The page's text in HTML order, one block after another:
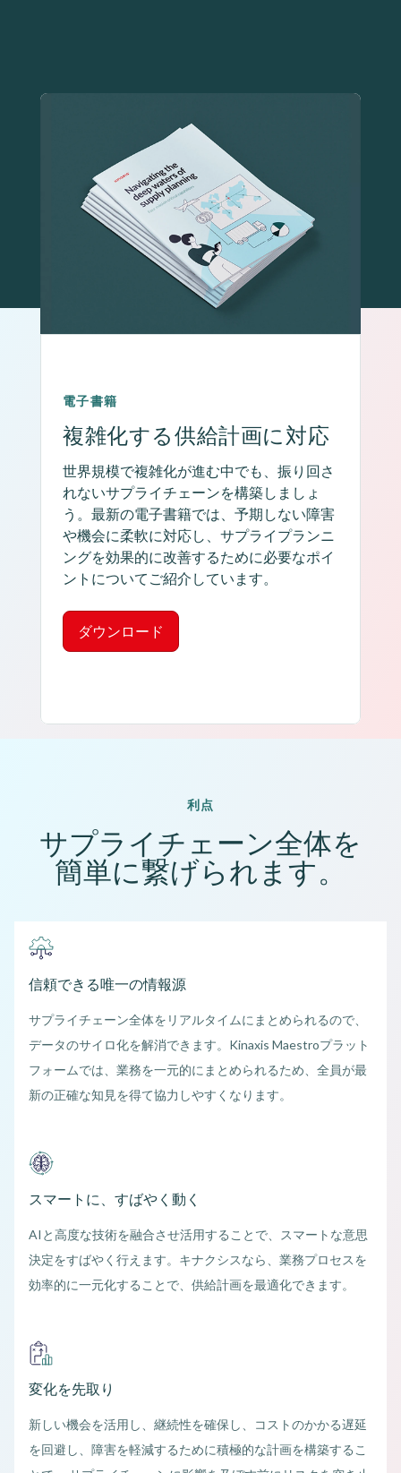
電子書籍
複雑化する供給計画に対応
世界規模で複雑化が進む中でも、振り回さ
れないサプライチェーンを構築しましょ
う。最新の電子書籍では、予期しない障害
や機会に柔軟に対応し、サプライプランニ
ングを効果的に改善するために必要なポイ
ントについてご紹介しています。
ダウンロード
利点
サプライチェーン全体を
簡単に繋げられます。
信頼できる唯一の情報源
サプライチェーン全体をリアルタイムにまとめられるので、
データのサイロ化を解消できます。Kinaxis Maestroプラット
フォームでは、業務を一元的にまとめられるため、全員が最
新の正確な知見を得て協力しやすくなります。
スマートに、すばやく動く
AIと高度な技術を融合させ活用することで、スマートな意思
決定をすばやく行えます。キナクシスなら、業務プロセスを
効率的に一元化することで、供給計画を最適化できます。
変化を先取り
新しい機会を活用し、継続性を確保し、コストのかかる遅延
を回避し、障害を軽減するために積極的な計画を構築するこ